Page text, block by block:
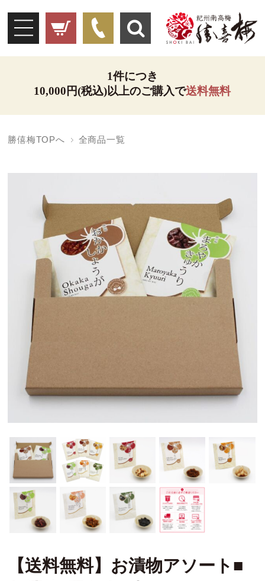
1件につき
10,000円(税込)以上のご購入で送料無料
勝僖梅TOPへ 全商品一覧
【送料無料】お漬物アソート■